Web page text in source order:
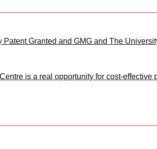
Patent Granted and GMG and The
is a real opportunity for cost-effective